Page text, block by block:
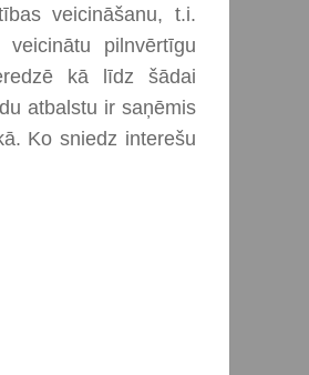
veicināšanu, t.i.
pilnvērtīgu
kā līdz šādai
atbalstu ir saņēmis
Ko sniedz interešu